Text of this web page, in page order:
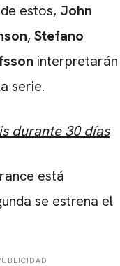
estos, John
, Stefano
interpretarán
serie.
durante 30 días
está
se estrena el